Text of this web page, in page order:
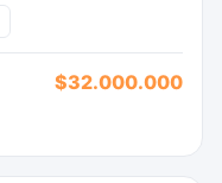
$32.000.000